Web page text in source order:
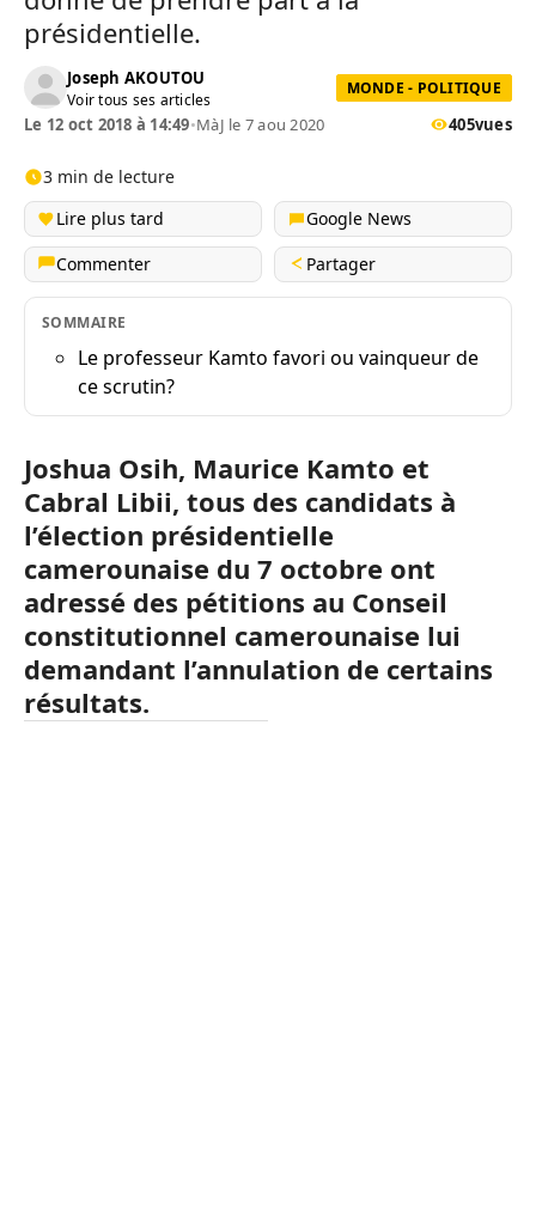
présidentielle.
Joseph AKOUTOU
Voir tous ses articles
MONDE - POLITIQUE
Le 12 oct 2018 à 14:49•MàJ le 7 aou 2020 405vues
3 min de lecture
Lire plus tard
Google News
Commenter
Partager
SOMMAIRE
Le professeur Kamto favori ou vainqueur de
ce scrutin?
Joshua Osih, Maurice Kamto et
Cabral Libii, tous des candidats à
l’élection présidentielle
camerounaise du 7 octobre ont
adressé des pétitions au Conseil
constitutionnel camerounaise lui
demandant l’annulation de certains
résultats.